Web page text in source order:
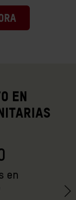
EN
en